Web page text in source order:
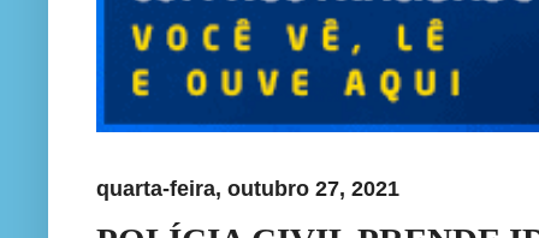
quarta-feira, outubro 27, 2021